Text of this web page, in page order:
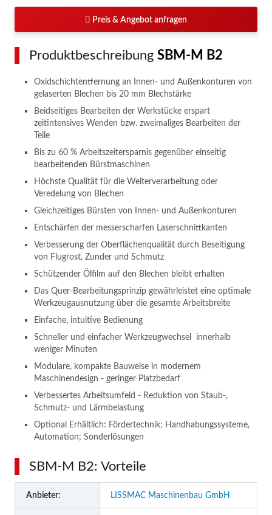
Preis & Angebot anfragen
Produktbeschreibung SBM-M B2
Oxidschichtentfernung an Innen- und Außenkonturen von
gelaserten Blechen bis 20 mm Blechstärke
Beidseitiges Bearbeiten der Werkstücke erspart
zeitintensives Wenden bzw. zweimaliges Bearbeiten der
Teile
Bis zu 60 % Arbeitszeitersparnis gegenüber einseitig
bearbeitenden Bürstmaschinen
Höchste Qualität für die Weiterverarbeitung oder
Veredelung von Blechen
Gleichzeitiges Bürsten von Innen- und Außenkonturen
Entschärfen der messerscharfen Laserschnittkanten
Verbesserung der Oberflächenqualität durch Beseitigung
von Flugrost, Zunder und Schmutz
Schützender Ölfilm auf den Blechen bleibt erhalten
Das Quer-Bearbeitungsprinzip gewährleistet eine optimale
Werkzeugausnutzung über die gesamte Arbeitsbreite
Einfache, intuitive Bedienung
Schneller und einfacher Werkzeugwechsel innerhalb
weniger Minuten
Modulare, kompakte Bauweise in modernem
Maschinendesign - geringer Platzbedarf
Verbessertes Arbeitsumfeld - Reduktion von Staub-,
Schmutz- und Lärmbelastung
Optional Erhältlich: Fördertechnik; Handhabungssysteme,
Automation; Sonderlösungen
SBM-M B2: Vorteile
Anbieter: LISSMAC Maschinenbau GmbH